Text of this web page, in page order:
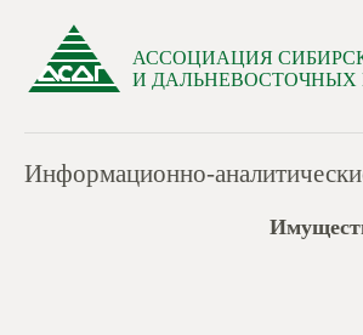
АССОЦИАЦИЯ
И ДАЛЬНЕВОСТОЧНЫХ
Информационно-